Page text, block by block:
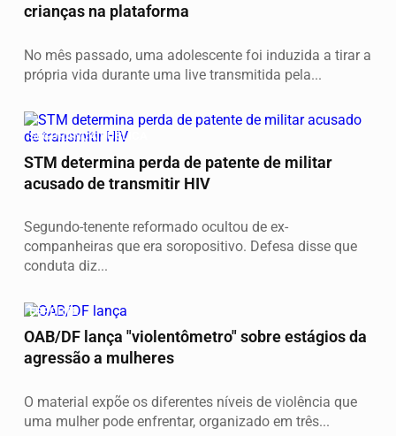
crianças na plataforma
No mês passado, uma adolescente foi induzida a tirar a
própria vida durante uma live transmitida pela...
SEGURANÇA PÚBLICA
STM determina perda de patente de militar
acusado de transmitir HIV
Segundo-tenente reformado ocultou de ex-
companheiras que era soropositivo. Defesa disse que
conduta diz...
ESPORTE
OAB/DF lança "violentômetro" sobre estágios da
agressão a mulheres
O material expõe os diferentes níveis de violência que
uma mulher pode enfrentar, organizado em três...